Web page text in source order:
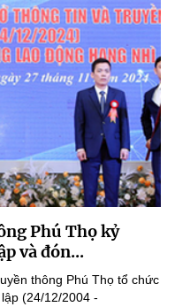
Phú Thọ kỷ
và đón...
thông Phú Thọ tổ chức
(24/12/2004 -